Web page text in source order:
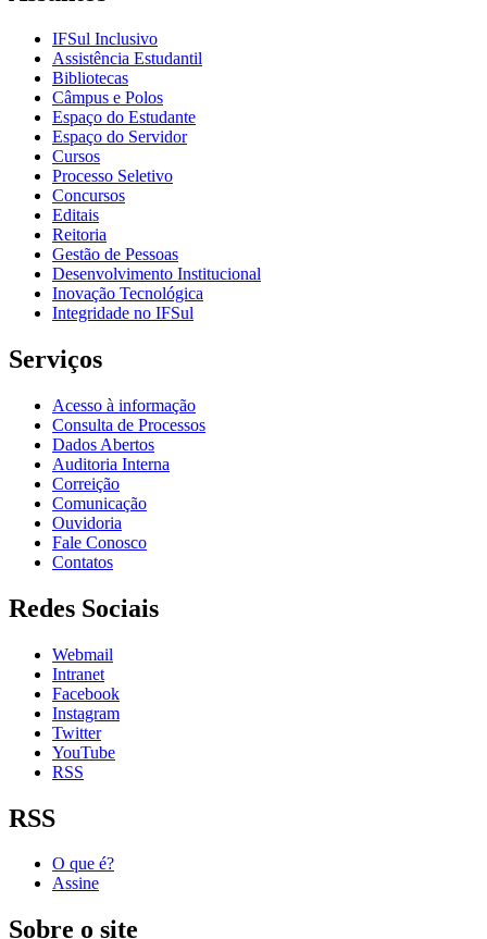
IFSul Inclusivo
Assistência Estudantil
Bibliotecas
Câmpus e Polos
Espaço do Estudante
Espaço do Servidor
Cursos
Processo Seletivo
Concursos
Editais
Reitoria
Gestão de Pessoas
Desenvolvimento Institucional
Inovação Tecnológica
Integridade no IFSul
Serviços
Acesso à informação
Consulta de Processos
Dados Abertos
Auditoria Interna
Correição
Comunicação
Ouvidoria
Fale Conosco
Contatos
Redes Sociais
Webmail
Intranet
Facebook
Instagram
Twitter
YouTube
RSS
RSS
O que é?
Assine
Sobre o site